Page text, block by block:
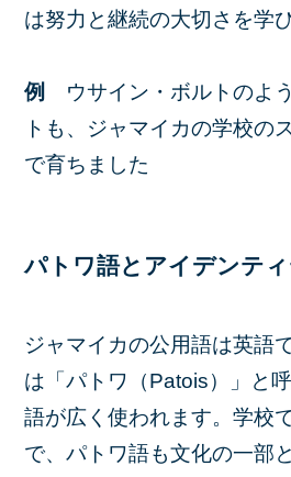
は努力と継続の大切さを学
例 ウサイン・ボルトのよ
トも、ジャマイカの学校の
で育ちました
パトワ語とアイデンティ
ジャマイカの公用語は英語
は「パトワ（Patois）」と
語が広く使われます。学校
で、パトワ語も文化の一部